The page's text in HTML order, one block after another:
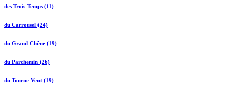
des Trois-Temps (11)
du Carrousel (24)
du Grand-Chêne (19)
du Parchemin (26)
du Tourne-Vent (19)